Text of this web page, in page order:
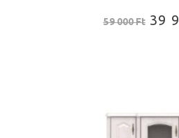
59 000Ft 39